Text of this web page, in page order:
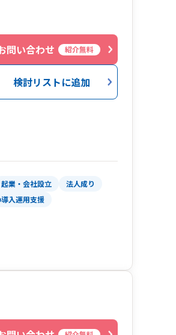
問い合わせ 紹介無料
検討リストに追加
起業・会社設立
法人成り
入運用支援